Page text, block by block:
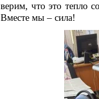
верим, что это тепло
Вместе мы – сила!